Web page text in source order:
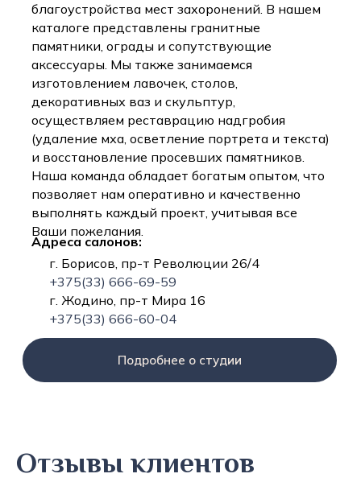
благоустройства мест захоронений. В нашем
каталоге представлены гранитные
памятники, ограды и сопутствующие
аксессуары. Мы также занимаемся
изготовлением лавочек, столов,
декоративных ваз и скульптур,
осуществляем реставрацию надгробия
(удаление мха, осветление портрета и текста)
и восстановление просевших памятников.
Наша команда обладает богатым опытом, что
позволяет нам оперативно и качественно
выполнять каждый проект, учитывая все
Ваши пожелания.
Адреса салонов:
г. Борисов, пр-т Революции 26/4
+375(33) 666-69-59
г. Жодино, пр-т Мира 16
+375(33) 666-60-04
Подробнее о студии
Отзывы клиентов